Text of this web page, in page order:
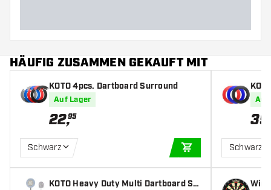
HÄUFIG ZUSAMMEN GEKAUFT MIT
KOTO 4pcs. Dartboard Surround
Auf Lager
22,95
Schwarz
IN DEN
KOTO Heavy Duty Multi Dartboard St
Auf
39
Schwarz